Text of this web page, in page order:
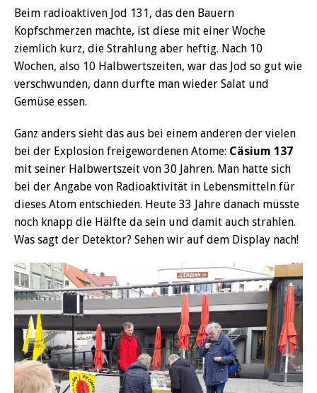
Beim radioaktiven Jod 131, das den Bauern
Kopfschmerzen machte, ist diese mit einer Woche
ziemlich kurz, die Strahlung aber heftig. Nach 10
Wochen, also 10 Halbwertszeiten, war das Jod so gut wie
verschwunden, dann durfte man wieder Salat und
Gemüse essen.
Ganz anders sieht das aus bei einem anderen der vielen
bei der Explosion freigewordenen Atome: Cäsium 137
mit seiner Halbwertszeit von 30 Jahren. Man hatte sich
bei der Angabe von Radioaktivität in Lebensmitteln für
dieses Atom entschieden. Heute 33 Jahre danach müsste
noch knapp die Hälfte da sein und damit auch strahlen.
Was sagt der Detektor? Sehen wir auf dem Display nach!